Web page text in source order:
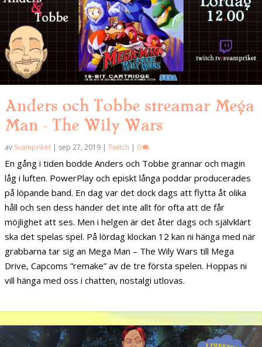
Anders och Tobbe streamar Mega
Man – The Wily Wars
av Svampriket | sep 27, 2019 | Twitch | 0
En gång i tiden bodde Anders och Tobbe grannar och magin
låg i luften. PowerPlay och episkt långa poddar producerades
på löpande band. En dag var det dock dags att flytta åt olika
håll och sen dess händer det inte allt för ofta att de får
möjlighet att ses. Men i helgen är det åter dags och självklart
ska det spelas spel. På lördag klockan 12 kan ni hänga med när
grabbarna tar sig an Mega Man – The Wily Wars till Mega
Drive, Capcoms ”remake” av de tre första spelen. Hoppas ni
vill hänga med oss i chatten, nostalgi utlovas.